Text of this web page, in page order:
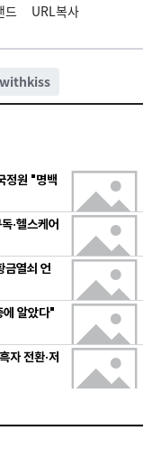
드 URL복사
정원 "명백
·헬스케어
열쇠 언
알았다"
자 전환·저